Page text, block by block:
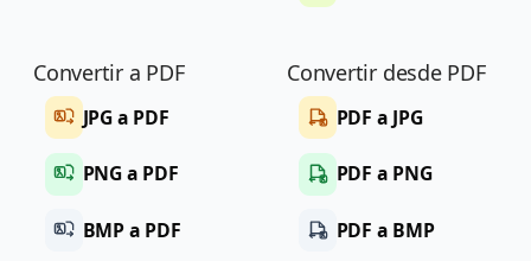
Convertir a PDF
JPG a PDF
PNG a PDF
BMP a PDF
Convertir desde PDF
PDF a JPG
PDF a PNG
PDF a BMP